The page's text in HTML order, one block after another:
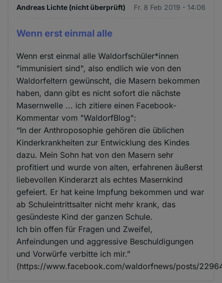
Andreas Lichte (nicht überprüft) Fr. 8 Feb 2019 - 14:06
Wenn erst einmal alle
Wenn erst einmal alle Waldorfschüler*innen
"immunisiert sind", also endlich wie von den
Waldorfeltern gewünscht, die Masern bekommen
haben, dann gibt es nicht sofort die nächste
Masernwelle ... ich zitiere einen Facebook-
Kommentar vom "WaldorfBlog":
“In der Anthroposophie gehören die üblichen
Kinderkrankheiten zur Entwicklung des Kindes
dazu. Mein Sohn hat von den Masern sehr
profitiert und wurde von alten, erfahrenen äußerst
liebevollen Kinderarzt als echtes Masernkind
gefeiert. Er hat keine Impfung bekommen und war
ab Schuleintrittsalter nicht mehr krank, das
gesündeste Kind der ganzen Schule.
Ich bin offen für Fragen und Zweifel,
Anfeindungen und aggressive Beschuldigungen
und Vorwürfe verbitte ich mir.”
(https://www.facebook.com/waldorfnews/posts/